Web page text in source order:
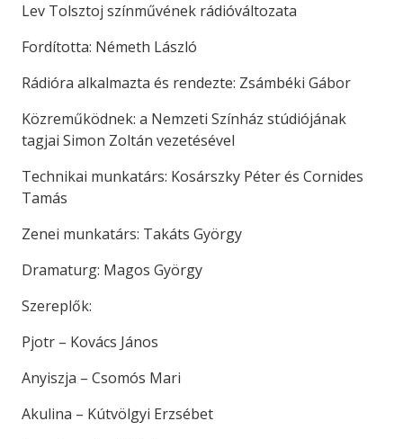
Lev Tolsztoj színművének rádióváltozata
Fordította: Németh László
Rádióra alkalmazta és rendezte: Zsámbéki Gábor
Közreműködnek: a Nemzeti Színház stúdiójának
tagjai Simon Zoltán vezetésével
Technikai munkatárs: Kosárszky Péter és Cornides
Tamás
Zenei munkatárs: Takáts György
Dramaturg: Magos György
Szereplők:
Pjotr – Kovács János
Anyiszja – Csomós Mari
Akulina – Kútvölgyi Erzsébet